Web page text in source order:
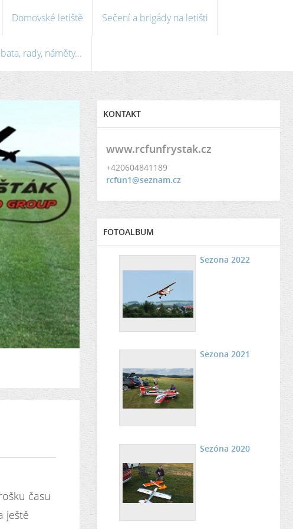
Domovské letiště Sečení a brigády na letišti
rady, náměty...
času
ještě
KONTAKT
www.rcfunfrystak.cz
+420604841189
rcfun1@seznam.cz
FOTOALBUM
Sezona 2022
Sezona 2021
Sezóna 2020